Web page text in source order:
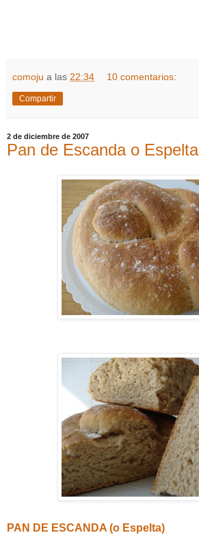
comoju a las 22:34 10 comentarios:
Compartir
2 de diciembre de 2007
Pan de Escanda o Espelta
PAN DE ESCANDA (o Espelta)